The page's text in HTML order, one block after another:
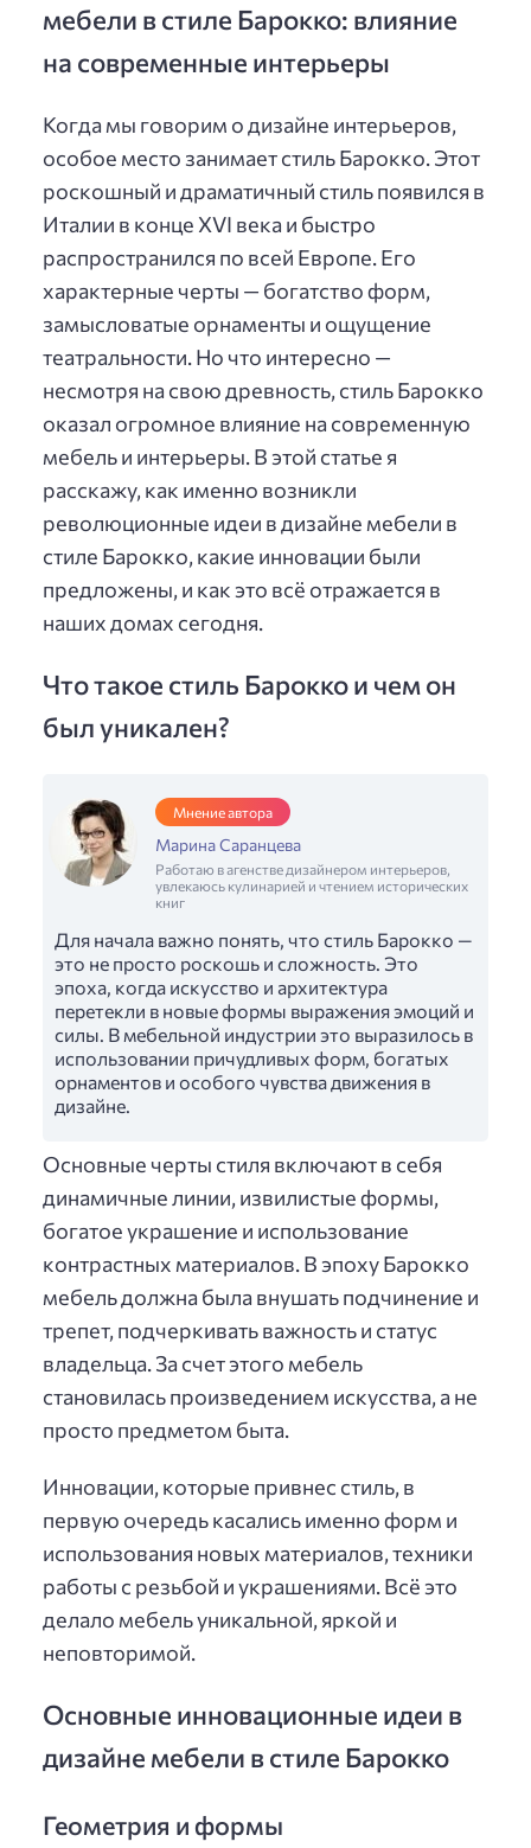
мебели в стиле Барокко: влияние
на современные интерьеры
Когда мы говорим о дизайне интерьеров,
особое место занимает стиль Барокко. Этот
роскошный и драматичный стиль появился в
Италии в конце XVI века и быстро
распространился по всей Европе. Его
характерные черты — богатство форм,
замысловатые орнаменты и ощущение
театральности. Но что интересно —
несмотря на свою древность, стиль Барокко
оказал огромное влияние на современную
мебель и интерьеры. В этой статье я
расскажу, как именно возникли
революционные идеи в дизайне мебели в
стиле Барокко, какие инновации были
предложены, и как это всё отражается в
наших домах сегодня.
Что такое стиль Барокко и чем он
был уникален?
Мнение автора
Марина Саранцева
Работаю в агенстве дизайнером интерьеров,
увлекаюсь кулинарией и чтением исторических
книг
Для начала важно понять, что стиль Барокко —
это не просто роскошь и сложность. Это
эпоха, когда искусство и архитектура
перетекли в новые формы выражения эмоций и
силы. В мебельной индустрии это выразилось в
использовании причудливых форм, богатых
орнаментов и особого чувства движения в
дизайне.
Основные черты стиля включают в себя
динамичные линии, извилистые формы,
богатое украшение и использование
контрастных материалов. В эпоху Барокко
мебель должна была внушать подчинение и
трепет, подчеркивать важность и статус
владельца. За счет этого мебель
становилась произведением искусства, а не
просто предметом быта.
Инновации, которые привнес стиль, в
первую очередь касались именно форм и
использования новых материалов, техники
работы с резьбой и украшениями. Всё это
делало мебель уникальной, яркой и
неповторимой.
Основные инновационные идеи в
дизайне мебели в стиле Барокко
Геометрия и формы